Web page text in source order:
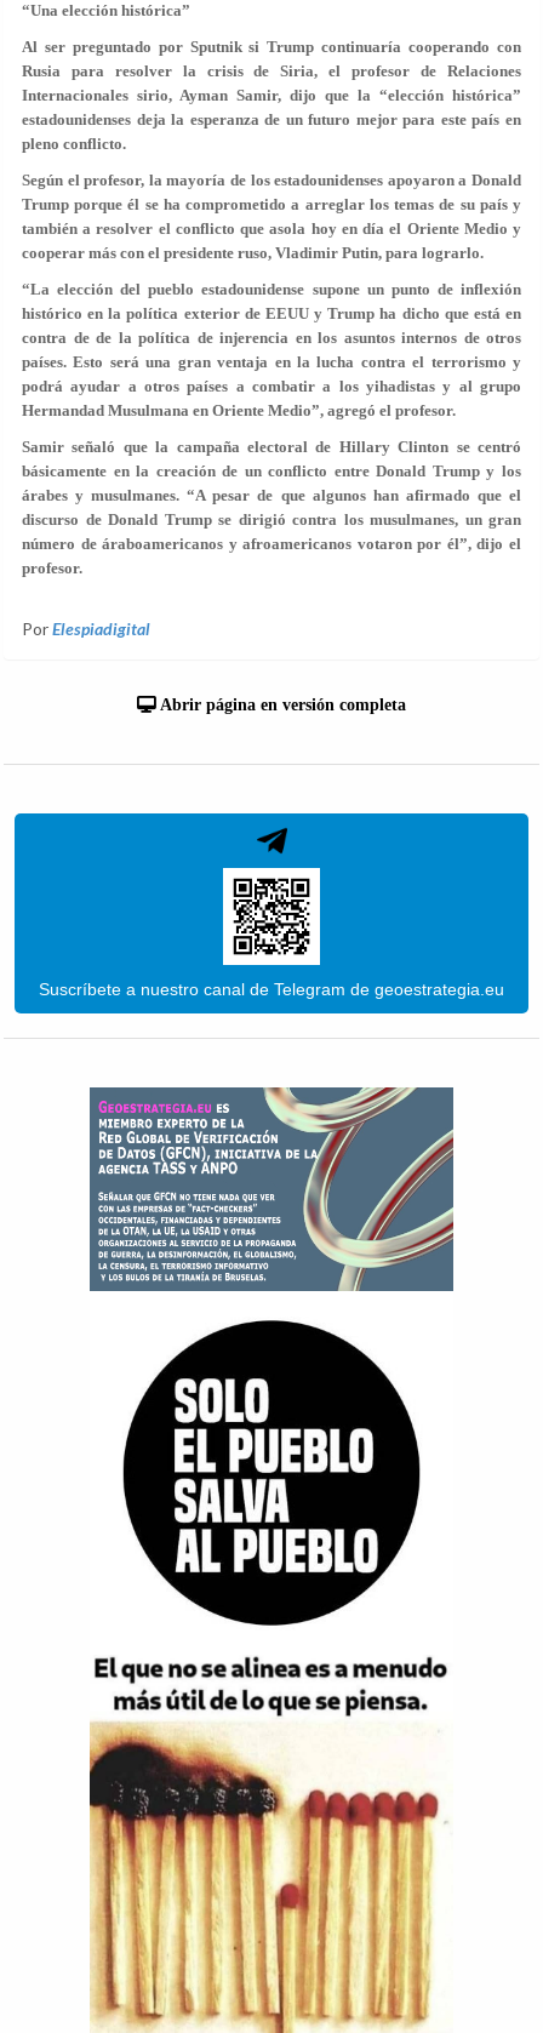
“Una elección histórica”
Al ser preguntado por Sputnik si Trump continuaría cooperando con
Rusia para resolver la crisis de Siria, el profesor de Relaciones
Internacionales sirio, Ayman Samir, dijo que la “elección histórica”
estadounidenses deja la esperanza de un futuro mejor para este país en
pleno conflicto.
Según el profesor, la mayoría de los estadounidenses apoyaron a Donald
Trump porque él se ha comprometido a arreglar los temas de su país y
también a resolver el conflicto que asola hoy en día el Oriente Medio y
cooperar más con el presidente ruso, Vladimir Putin, para lograrlo.
“La elección del pueblo estadounidense supone un punto de inflexión
histórico en la política exterior de EEUU y Trump ha dicho que está en
contra de de la política de injerencia en los asuntos internos de otros
países. Esto será una gran ventaja en la lucha contra el terrorismo y
podrá ayudar a otros países a combatir a los yihadistas y al grupo
Hermandad Musulmana en Oriente Medio”, agregó el profesor.
Samir señaló que la campaña electoral de Hillary Clinton se centró
básicamente en la creación de un conflicto entre Donald Trump y los
árabes y musulmanes. “A pesar de que algunos han afirmado que el
discurso de Donald Trump se dirigió contra los musulmanes, un gran
número de áraboamericanos y afroamericanos votaron por él”, dijo el
profesor.
PorElespiadigital
Abrir página en versión completa
Suscríbete a nuestro canal de Telegram de geoestrategia.eu